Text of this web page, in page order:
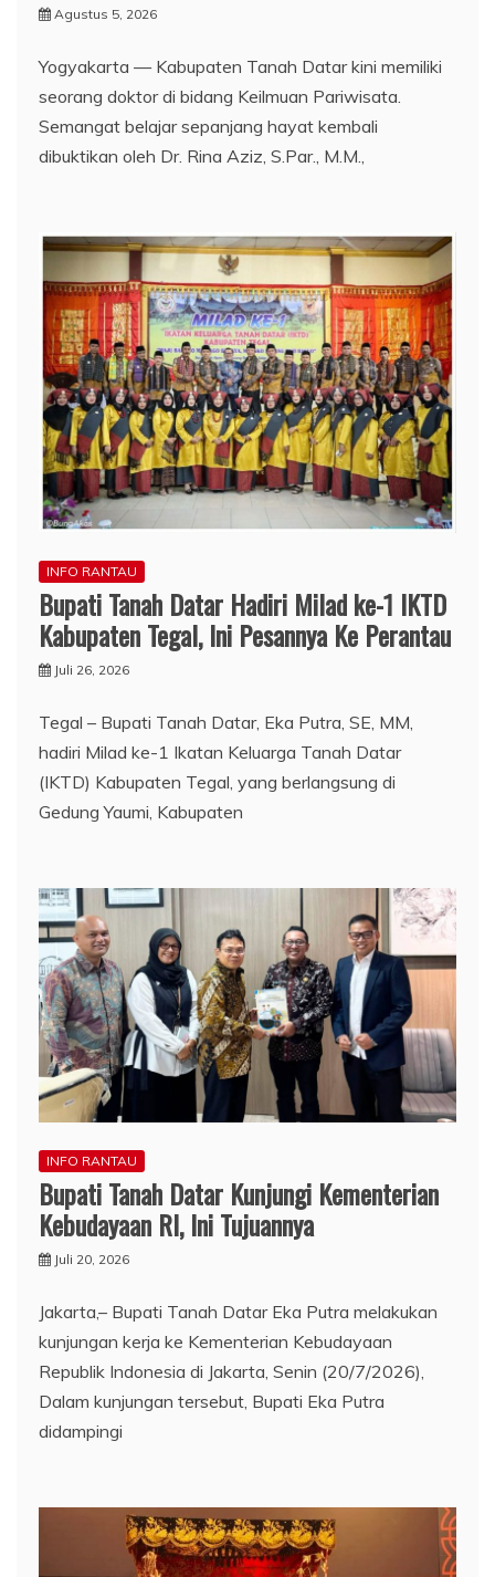
Agustus 5, 2026
Yogyakarta — Kabupaten Tanah Datar kini memiliki
seorang doktor di bidang Keilmuan Pariwisata.
Semangat belajar sepanjang hayat kembali
dibuktikan oleh Dr. Rina Aziz, S.Par., M.M.,
INFO RANTAU
Bupati Tanah Datar Hadiri Milad ke-1 IKTD
Kabupaten Tegal, Ini Pesannya Ke Perantau
Juli 26, 2026
Tegal – Bupati Tanah Datar, Eka Putra, SE, MM,
hadiri Milad ke-1 Ikatan Keluarga Tanah Datar
(IKTD) Kabupaten Tegal, yang berlangsung di
Gedung Yaumi, Kabupaten
INFO RANTAU
Bupati Tanah Datar Kunjungi Kementerian
Kebudayaan RI, Ini Tujuannya
Juli 20, 2026
Jakarta,– Bupati Tanah Datar Eka Putra melakukan
kunjungan kerja ke Kementerian Kebudayaan
Republik Indonesia di Jakarta, Senin (20/7/2026),
Dalam kunjungan tersebut, Bupati Eka Putra
didampingi